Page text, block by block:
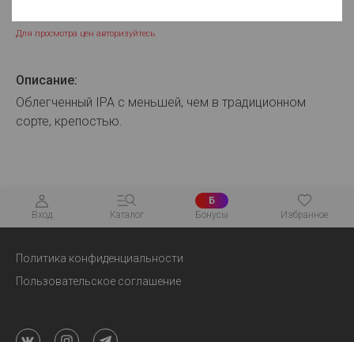
Для просмотра цен авторизуйтесь
Описание:
Облегченный IPA с меньшей, чем в традиционном
сорте, крепостью.
Вход Каталог
Б
Бонусы
Избранное
Политика конфиденциальности
Пользовательское соглашение